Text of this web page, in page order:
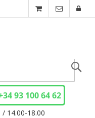
93 100 64 62
/ 14.00-18.00